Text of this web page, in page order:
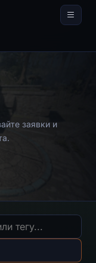
заявки и